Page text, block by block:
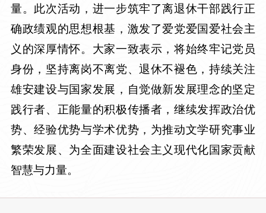
量。此次活动，进一步筑牢了离退休干部践行正
确政绩观的思想根基，激发了爱党爱国爱社会主
义的深厚情怀。大家一致表示，将始终牢记党员
身份，坚持离岗不离党、退休不褪色，持续关注
雄安建设与国家发展，自觉做新发展理念的坚定
践行者、正能量的积极传播者，继续发挥政治优
势、经验优势与学术优势，为推动文学研究事业
繁荣发展、为全面建设社会主义现代化国家贡献
智慧与力量。